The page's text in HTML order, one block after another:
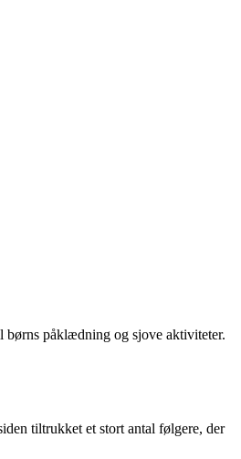
påklædning og sjove aktiviteter.
tiltrukket et stort antal følgere, der